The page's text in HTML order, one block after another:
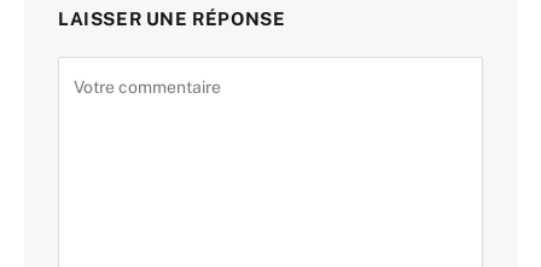
LAISSER UNE RÉPONSE